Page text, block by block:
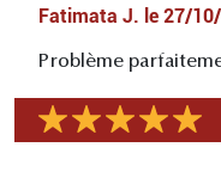
Fatimata J. le 27/
Problème